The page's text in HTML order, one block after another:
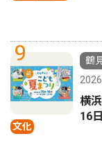
9
文化
鶴
横
16